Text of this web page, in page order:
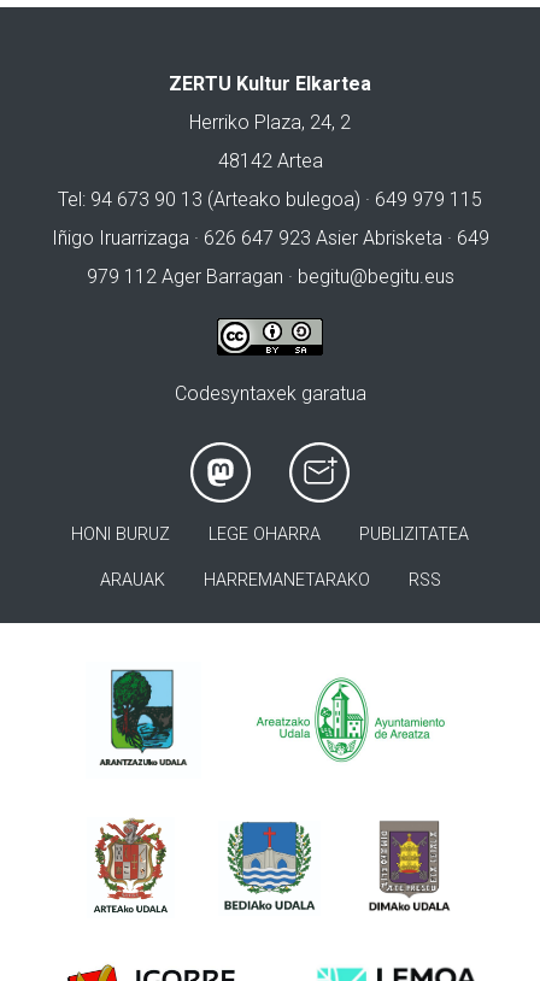
ZERTU Kultur Elkartea
Herriko Plaza, 24, 2
48142 Artea
Tel: 94 673 90 13 (Arteako bulegoa) · 649 979 115
Iñigo Iruarrizaga · 626 647 923 Asier Abrisketa · 649
979 112 Ager Barragan · begitu@begitu.eus
Codesyntaxek garatua
HONI BURUZ LEGE OHARRA PUBLIZITATEA
ARAUAK HARREMANETARAKO RSS